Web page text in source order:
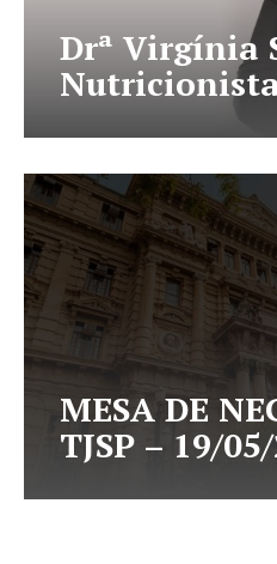
Drª Virgínia
MESA DE
TJSP – 19/